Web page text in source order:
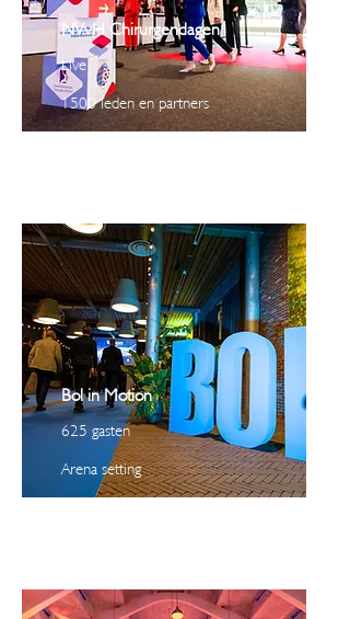
NVvH Chirurgendagen
Live
1500 leden en partners
Bol in Motion
625 gasten
Arena setting